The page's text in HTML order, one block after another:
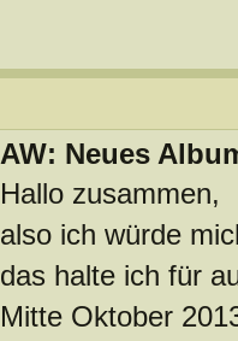
AW: Neues
Hallo zusammen,
also ich würde
das halte ich für
Mitte Oktober